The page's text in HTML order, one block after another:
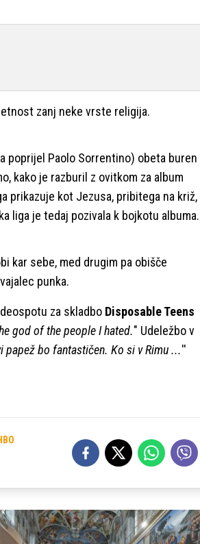
zanj neke vrste religija.
poprijel Paolo Sorrentino) obeta buren
kako je razburil z ovitkom za album
prikazuje kot Jezusa, pribitega na križ,
liga je tedaj pozivala k bojkotu albuma.
kar sebe, med drugim pa obišče
punka.
za skladbo Disposable Teens
god of the people I hated." Udeležbo v
papež bo fantastičen. Ko si v Rimu ...''